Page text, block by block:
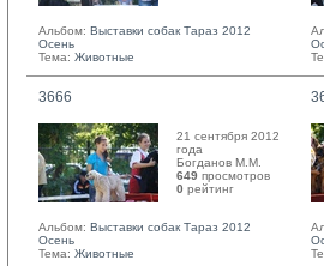
Альбом: Выставки собак Тараз 2012
Осень
Тема: Животные
3666
21 сентября 2012
года
Богданов М.М.
649 просмотров
0 рейтинг
Альбом: Выставки собак Тараз 2012
Осень
Тема: Животные